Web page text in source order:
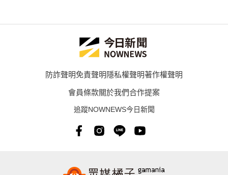
防詐聲明免責聲明隱私權聲明著作權聲明
會員條款關於我們合作提案
追蹤NOWNEWS今日新聞